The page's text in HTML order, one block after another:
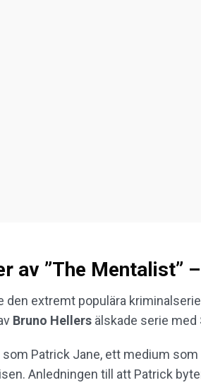
av ”The Mentalist”
den extremt populära
Bruno Hellers älskade serie med
som Patrick Jane, ett medium
Anledningen till att Patrick